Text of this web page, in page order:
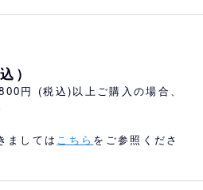
）
円 (税込)以上ご購入の場合、
ましては こちら をご参照くださ